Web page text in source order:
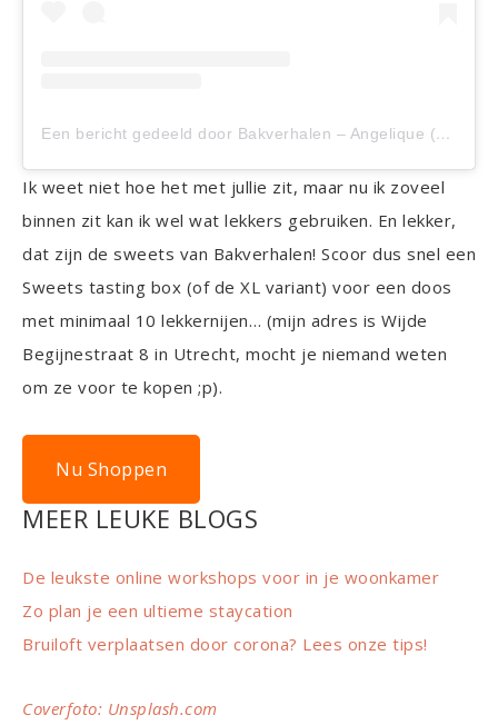
Een bericht gedeeld door Bakverhalen – Angelique (@bakverhalen)
Ik weet niet hoe het met jullie zit, maar nu ik zoveel
binnen zit kan ik wel wat lekkers gebruiken. En lekker,
dat zijn de sweets van Bakverhalen! Scoor dus snel een
Sweets tasting box (of de XL variant) voor een doos
met minimaal 10 lekkernijen… (mijn adres is Wijde
Begijnestraat 8 in Utrecht, mocht je niemand weten
om ze voor te kopen ;p).
Nu Shoppen
MEER LEUKE BLOGS
De leukste online workshops voor in je woonkamer
Zo plan je een ultieme staycation
Bruiloft verplaatsen door corona? Lees onze tips!
Coverfoto: Unsplash.com